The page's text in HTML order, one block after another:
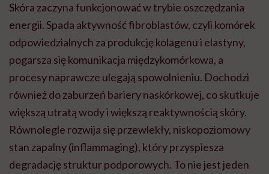
Skóra zaczyna funkcjonować w trybie oszczędzania
energii. Spada aktywność fibroblastów, czyli komórek
odpowiedzialnych za produkcję kolagenu i elastyny,
pogarsza się komunikacja międzykomórkowa, a
procesy naprawcze ulegają spowolnieniu. Dochodzi
również do zaburzeń bariery naskórkowej, co skutkuje
większą utratą wody i większą reaktywnością skóry.
Równolegle rozwija się przewlekły, niskopoziomowy
stan zapalny (inflammaging), który przyspiesza
degradację struktur podporowych. To nie jest jeden